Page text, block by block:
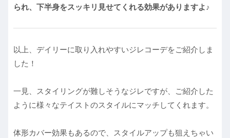
られ、下半身をスッキリ見せてくれる効果がありますよ♪
以上、デイリーに取り入れやすいジレコーデをご紹介しま
した！
一見、スタイリングが難しそうなジレですが、ご紹介した
ように様々なテイストのスタイルにマッチしてくれます。
体形カバー効果もあるので、スタイルアップも狙えちゃい